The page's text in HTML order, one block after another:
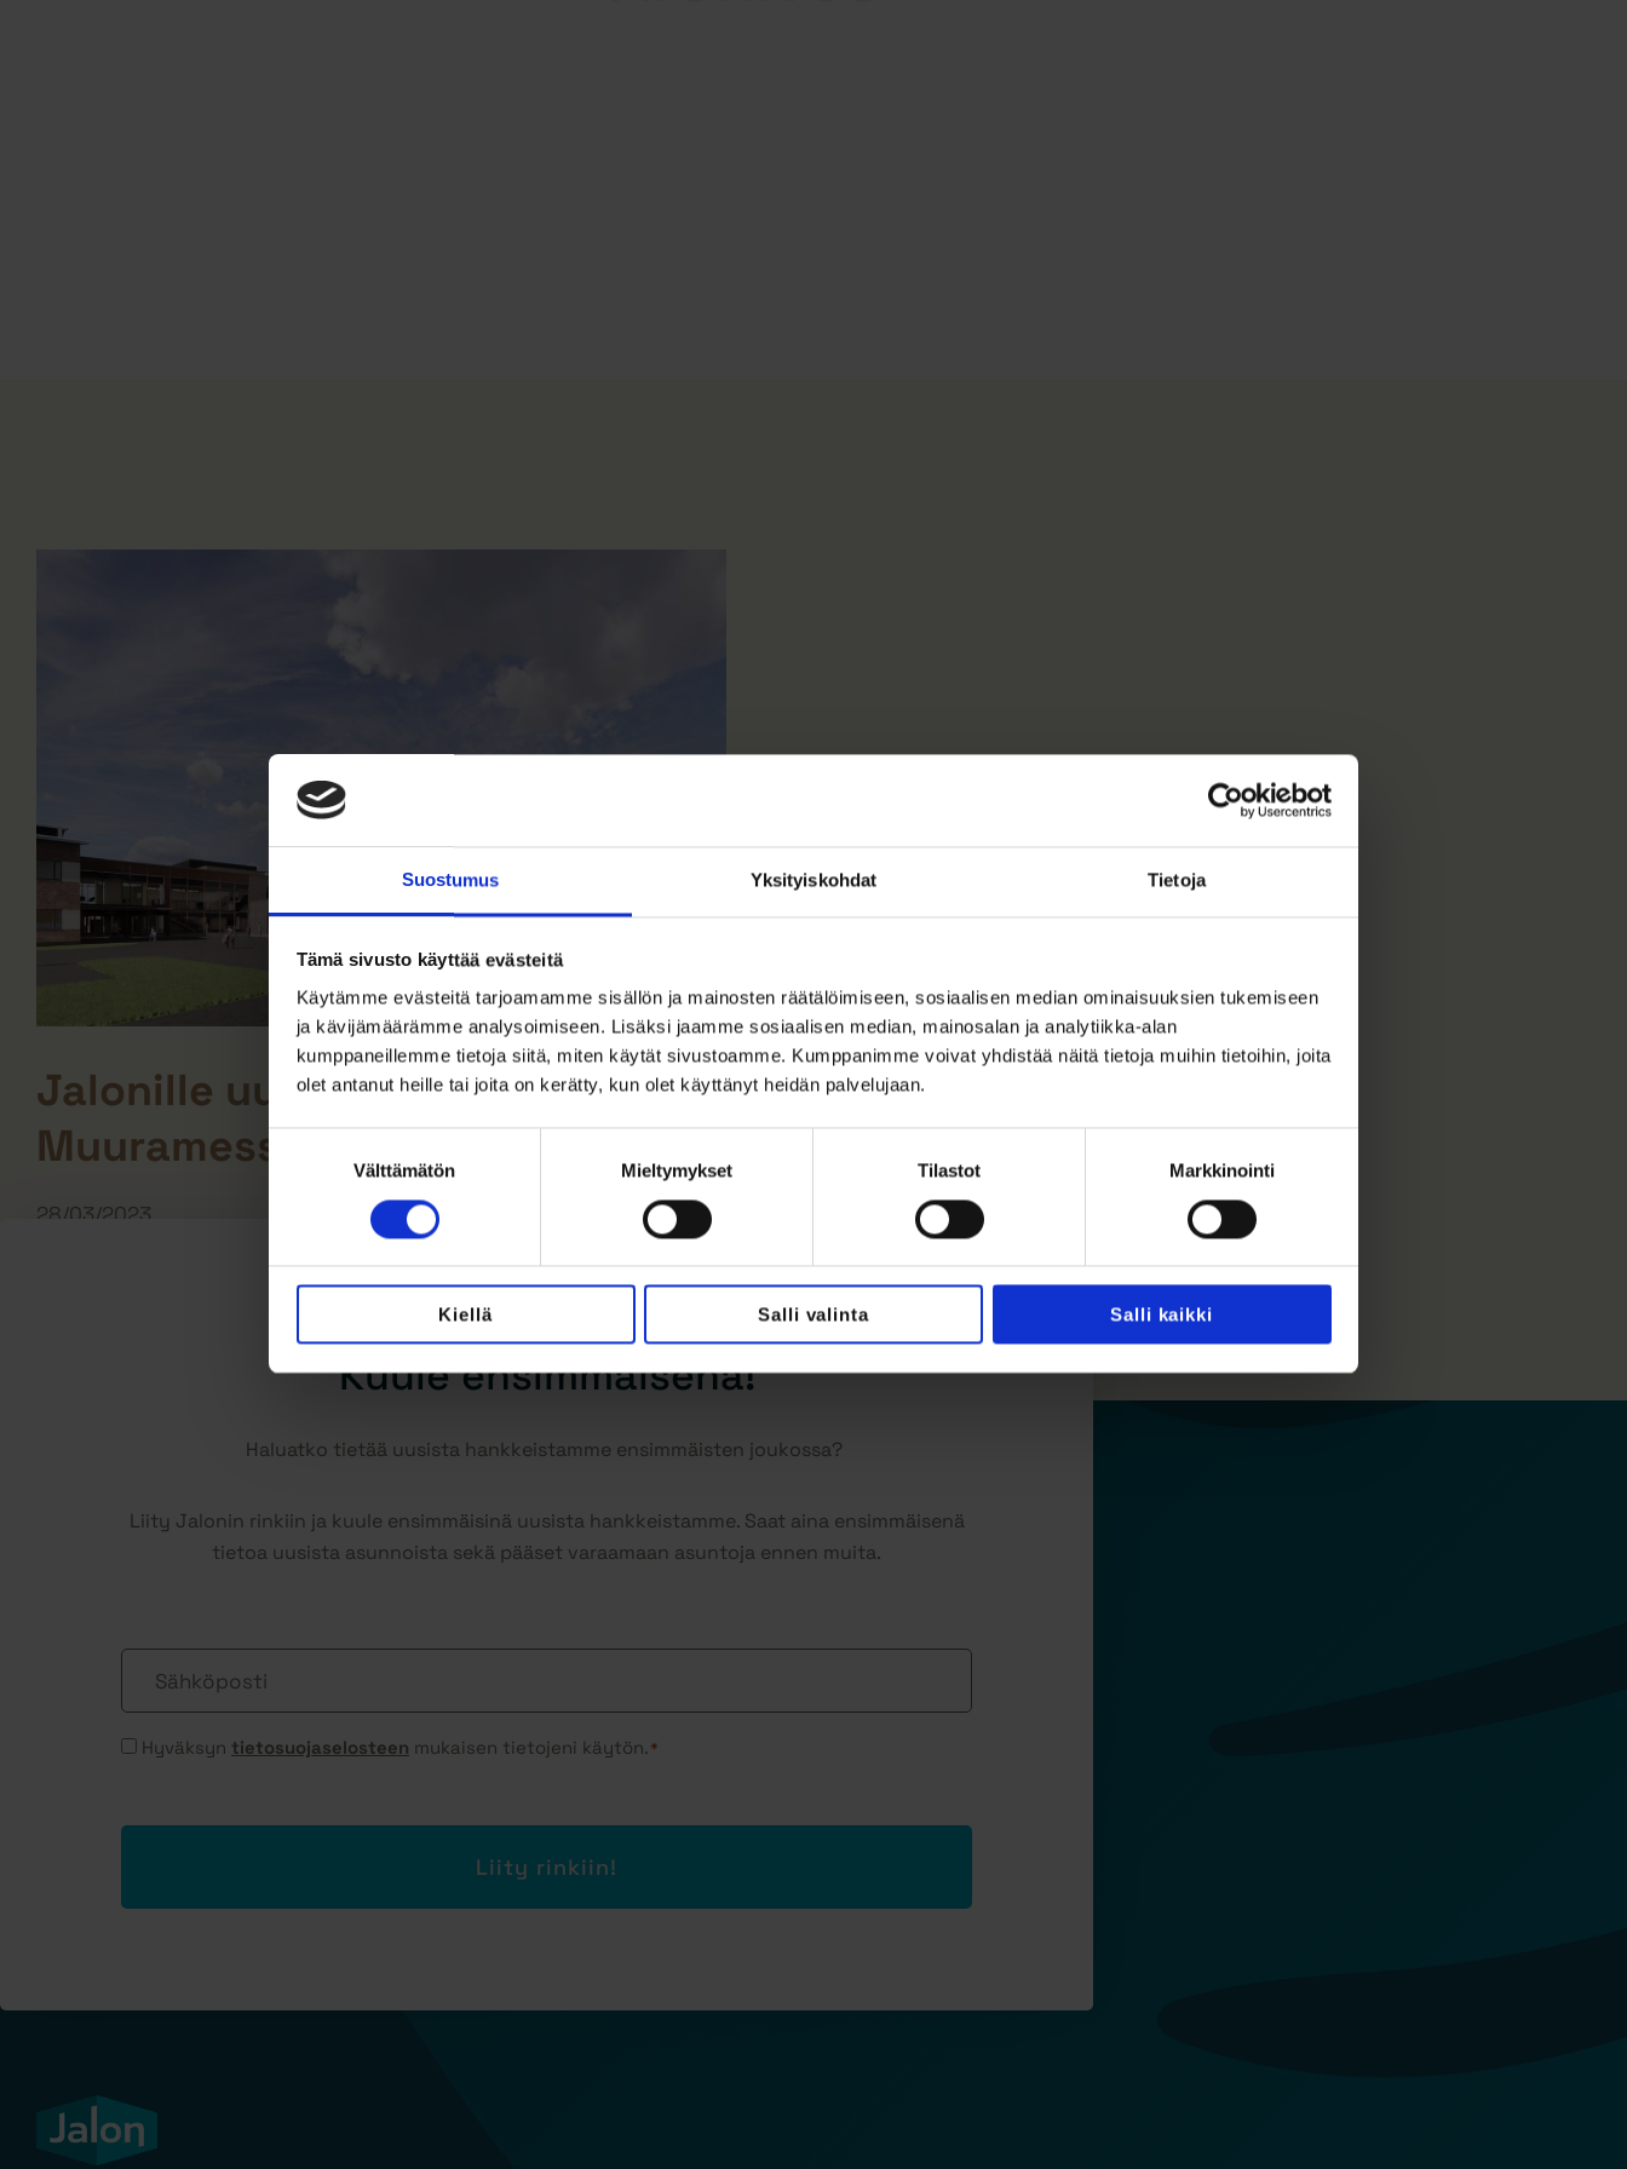
Suostumus Yksityiskohdat Tietoja
Tämä sivusto käyttää evästeitä
Käytämme evästeitä tarjoamamme sisällön ja mainosten räätälöimiseen, sosiaalisen median ominaisuuksien tukemiseen
ja kävijämäärämme analysoimiseen. Lisäksi jaamme sosiaalisen median, mainosalan ja analytiikka-alan
kumppaneillemme tietoja siitä, miten käytät sivustoamme. Kumppanimme voivat yhdistää näitä tietoja muihin tietoihin, joita
olet antanut heille tai joita on kerätty, kun olet käyttänyt heidän palvelujaan.
Suostumuksen
Välttämätön Mieltymykset Tilastot Markkinointi
Kiellä Salli valinta Salli kaikki
Jalonille uusi urakka
Muuramessa
28/03/2023
Kuule ensimmäisenä!
Haluatko tietää uusista hankkeistamme ensimmäisten joukossa?
Liity Jalonin rinkiin ja kuule ensimmäisinä uusista hankkeistamme. Saat aina ensimmäisenä
tietoa uusista asunnoista sekä pääset varaamaan asuntoja ennen muita.
Suostumus*
Hyväksyn tietosuojaselosteen mukaisen tietojeni käytön.*
Liity rinkiin!